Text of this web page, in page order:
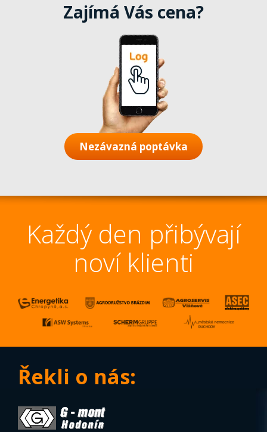
Zajímá Vás cena?
Nezávazná poptávka
Každý den přibývají
noví klienti
Řekli o nás: